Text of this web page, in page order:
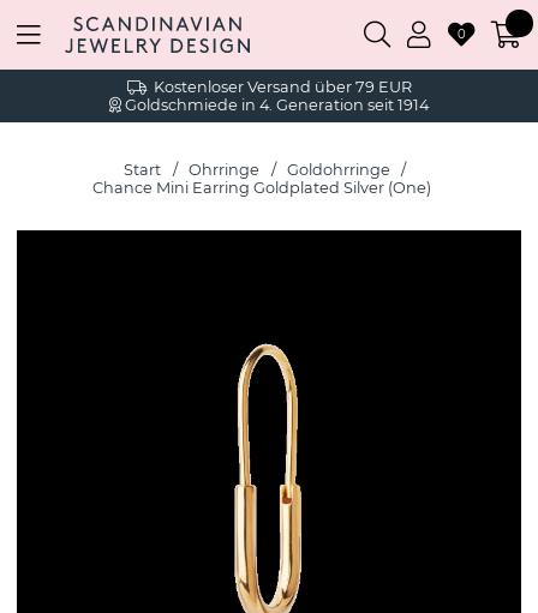
Kostenloser Versand über 79 EUR
Goldschmiede in 4. Generation seit 1914
0
Start Ohrringe
Goldohrringe
Chance Mini Earring Goldplated Silver (One)